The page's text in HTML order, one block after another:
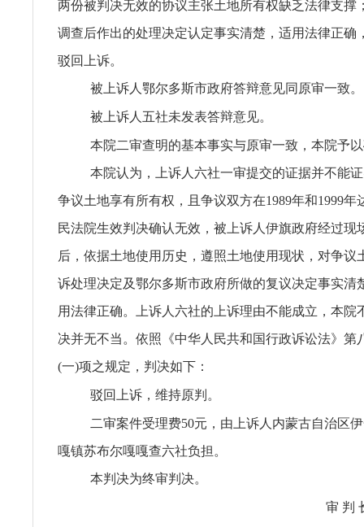
两份被判决无效的协议主张土地所有权缺乏法律支撑
调查后作出的处理决定认定事实清楚，适用法律正确
驳回上诉。
被上诉人鄂尔多斯市政府答辩意见同原审一致。
被上诉人五社未发表答辩意见。
本院二审查明的基本事实与原审一致，本院予
本院认为，上诉人六社一审提交的证据并不能
争议土地享有所有权，且争议双方在1989年和1999年
民法院生效判决确认无效，被上诉人伊旗政府经过现
后，依据土地使用历史，遵照土地使用现状，对争议
诉处理决定及鄂尔多斯市政府所做的复议决定事实清
用法律正确。上诉人六社的上诉理由不能成立，本院
决并无不当。依照《中华人民共和国行政诉讼法》第
(一)项之规定，判决如下：
驳回上诉，维持原判。
二审案件受理费50元，由上诉人内蒙古自治区
嘎镇苏布尔嘎嘎查六社负担。
本判决为终审判决。
审 判